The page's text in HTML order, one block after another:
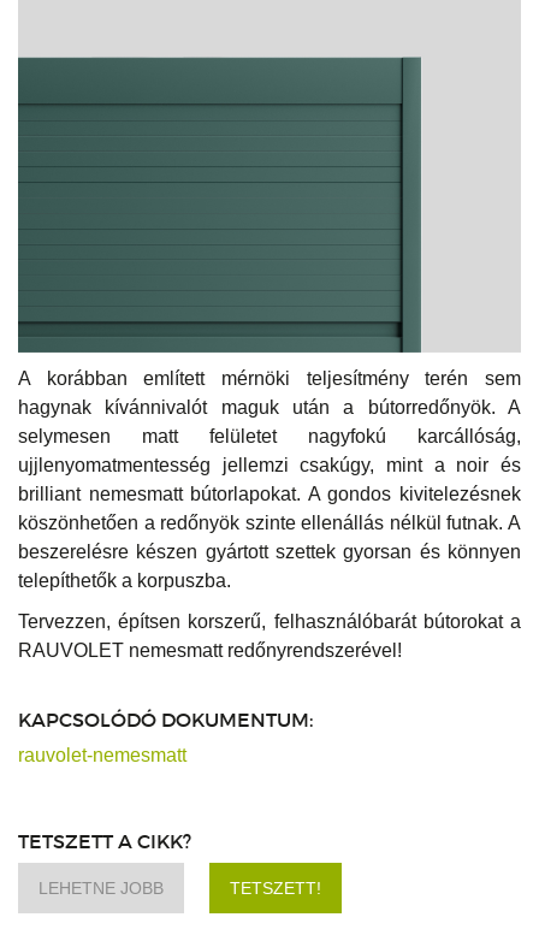
A korábban említett mérnöki teljesítmény terén sem
hagynak kívánnivalót maguk után a bútorredőnyök. A
selymesen matt felületet nagyfokú karcállóság,
ujjlenyomatmentesség jellemzi csakúgy, mint a noir és
brilliant nemesmatt bútorlapokat. A gondos kivitelezésnek
köszönhetően a redőnyök szinte ellenállás nélkül futnak. A
beszerelésre készen gyártott szettek gyorsan és könnyen
telepíthetők a korpuszba.
Tervezzen, építsen korszerű, felhasználóbarát bútorokat a
RAUVOLET nemesmatt redőnyrendszerével!
KAPCSOLÓDÓ DOKUMENTUM:
rauvolet-nemesmatt
TETSZETT A CIKK?
LEHETNE JOBB TETSZETT!